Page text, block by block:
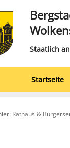
Staatlich
Startseite
Rathaus &